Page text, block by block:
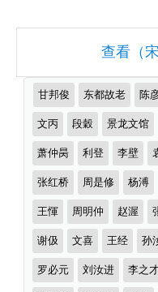
集
古
诗
全
（精
首）
查看（
推
荐
作
者
甘邦俊 东都故老 陈
文丙 段穀 景龙文馆
萧仲昺 利登 李壁
张红桥 周是修 杨溥
王惲 周明仲 赵渥
谢伋 文喜 王经 孙
罗必元 刘汝进 李之